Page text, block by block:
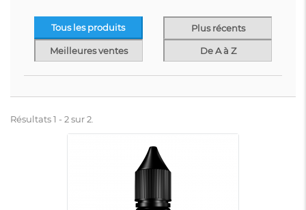
Tous les produits Plus récents
Meilleures ventes De A à Z
Résultats 1 - 2 sur 2.